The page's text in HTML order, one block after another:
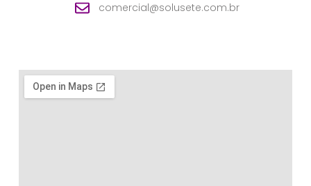
comercial@solusete.com.br